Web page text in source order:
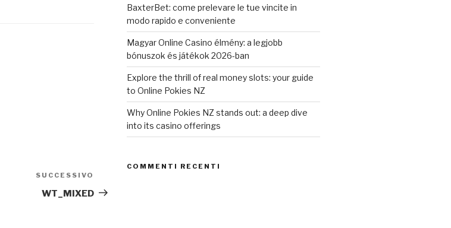
successivo
SUCCESSIVO
WT_MIXED
BaxterBet: come prelevare le tue vincite in
modo rapido e conveniente
Magyar Online Casino élmény: a legjobb
bónuszok és játékok 2026-ban
Explore the thrill of real money slots: your guide
to Online Pokies NZ
Why Online Pokies NZ stands out: a deep dive
into its casino offerings
COMMENTI RECENTI